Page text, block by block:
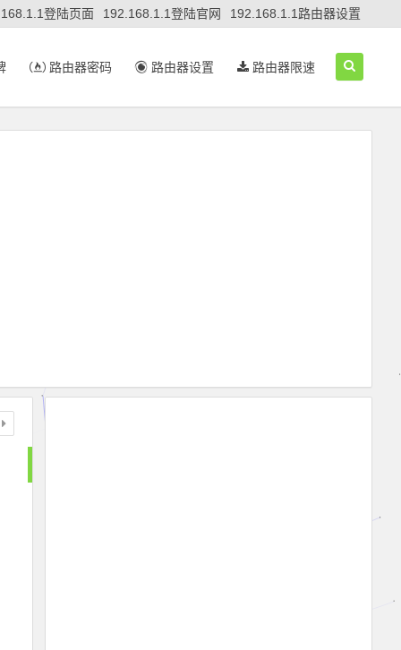
登陆页面 192.168.1.1登陆官网 192.168.1.1路由器设置
路由器密码 路由器设置 路由器限速